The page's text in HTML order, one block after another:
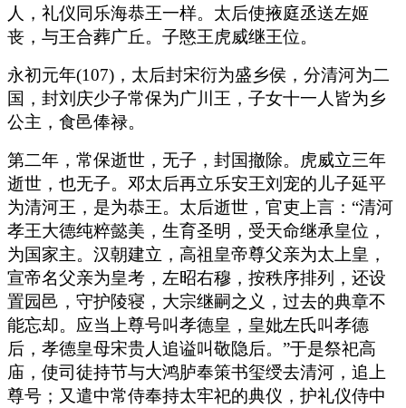
人，礼仪同乐海恭王一样。太后使掖庭丞送左姬
丧，与王合葬广丘。子愍王虎威继王位。
永初元年(107)，太后封宋衍为盛乡侯，分清河为二
国，封刘庆少子常保为广川王，子女十一人皆为乡
公主，食邑俸禄。
第二年，常保逝世，无子，封国撤除。虎威立三年
逝世，也无子。邓太后再立乐安王刘宠的儿子延平
为清河王，是为恭王。太后逝世，官吏上言：“清河
孝王大德纯粹懿美，生育圣明，受天命继承皇位，
为国家主。汉朝建立，高祖皇帝尊父亲为太上皇，
宣帝名父亲为皇考，左昭右穆，按秩序排列，还设
置园邑，守护陵寝，大宗继嗣之义，过去的典章不
能忘却。应当上尊号叫孝德皇，皇妣左氏叫孝德
后，孝德皇母宋贵人追谥叫敬隐后。”于是祭祀高
庙，使司徒持节与大鸿胪奉策书玺绶去清河，追上
尊号；又遣中常侍奉持太牢祀的典仪，护礼仪侍中